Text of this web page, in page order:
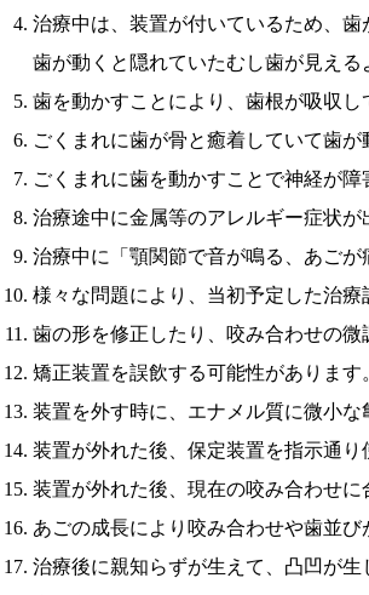
治療中は、装置が付いているため、
歯が動くと隠れていたむし歯が見える
歯を動かすことにより、歯根が吸収
ごくまれに歯が骨と癒着していて歯が
ごくまれに歯を動かすことで神経が障
治療途中に金属等のアレルギー症状が
治療中に「顎関節で音が鳴る、あご
様々な問題により、当初予定した治療
歯の形を修正したり、咬み合わせの微
矯正装置を誤飲する可能性があります
装置を外す時に、エナメル質に微小
装置が外れた後、保定装置を指示通り
装置が外れた後、現在の咬み合わせ
あごの成長により咬み合わせや歯並び
治療後に親知らずが生えて、凸凹が